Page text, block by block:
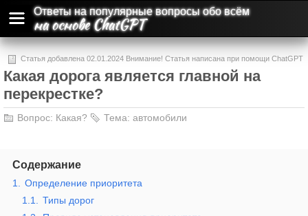
Ответы на популярные вопросы обо всём
на основе ChatGPT
Статья добавлена 02.01.2024 Внимание! Статья написана при помощи ChatGPT
и может содержать ошибки и неточности.
Какая дорога является главной на
перекрестке?
Вопрос: Какая? Тема: автомобили
Содержание
1.
Определение приоритета
1.1.
Типы дорог